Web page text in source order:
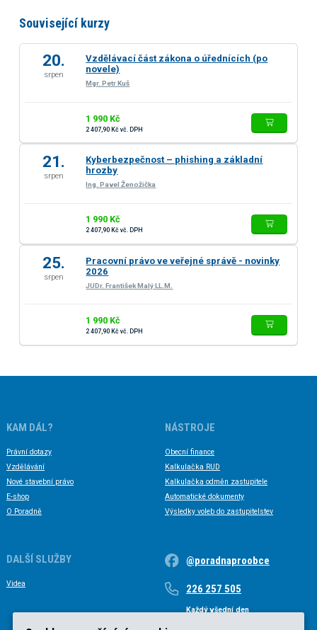
Související kurzy
20.
srpen
Vzdělávací část zákona o úřednících (po
novele)
Mgr. Petr Kuš
1 990 Kč
2 407,90 Kč vč. DPH
21.
srpen
Kyberbezpečnost – phishing a základní
hrozby
Ing. Pavel Ženožička
1 990 Kč
2 407,90 Kč vč. DPH
25.
srpen
Pracovní právo ve veřejné správě - novinky
2026
JUDr. František Malý LL.M.
1 990 Kč
2 407,90 Kč vč. DPH
KAM DÁL?
Právní dotazy
Vzdělávání
Nové stavební právo
E-shop
O Poradně
NÁSTROJE
Obecní finance
Kalkulačka RUD
Kalkulačka odměn zastupitele
Automatické dokumenty
Výsledky voleb do zastupitelstev
DALŠÍ SLUŽBY
Videa
@poradnaproobce
226 257 505
Každý všední den